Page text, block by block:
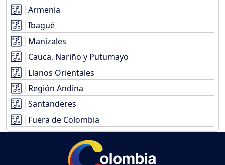
Armenia
Ibagué
Manizales
Cauca, Nariño y Putumayo
Llanos Orientales
Región Andina
Santanderes
Fuera de Colombia